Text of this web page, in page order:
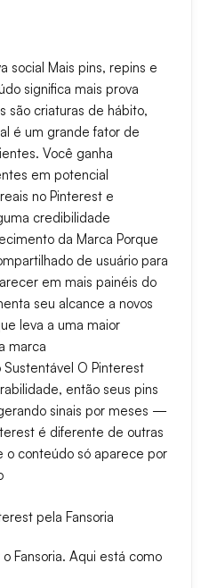
social Mais pins, repins e
significa mais prova
são criaturas de hábito,
é um grande fator de
Você ganha
em potencial
no Pinterest e
credibilidade
da Marca Porque
de usuário para
em mais painéis do
seu alcance a novos
leva a uma maior
marca
O Pinterest
então seus pins
sinais por meses —
é diferente de outras
o conteúdo só aparece por
pela Fansoria
Fansoria. Aqui está como